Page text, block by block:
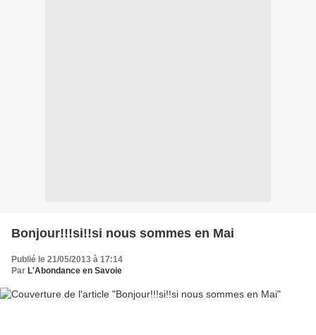
Bonjour!!!si!!si nous sommes en Mai
Publié le 21/05/2013 à 17:14
Par L'Abondance en Savoie